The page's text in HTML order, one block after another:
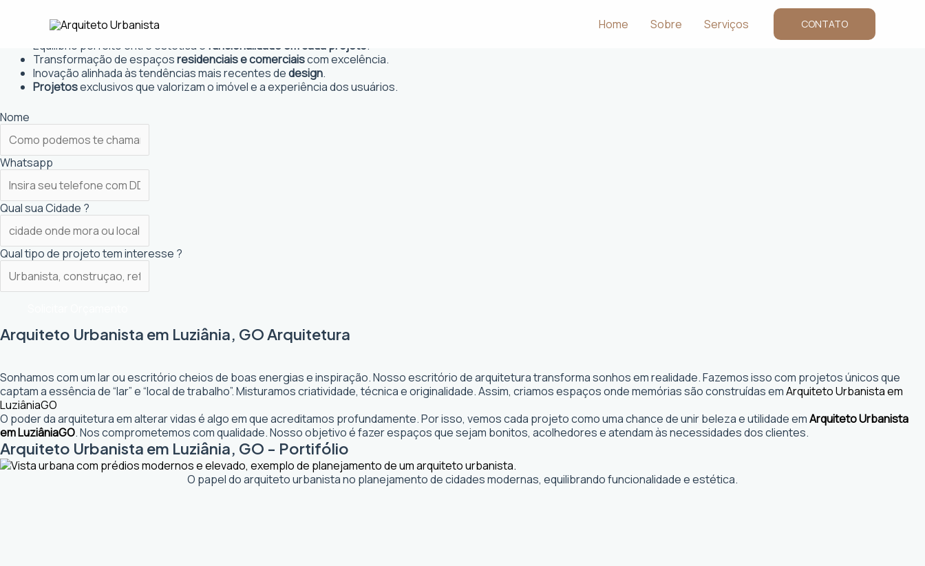
conteúdo
Home Sobre Serviços CONTATO
Projetos personalizados
Equilíbrio perfeito entre estética e funcionalidade em cada projeto.
Transformação de espaçosresidenciais e comerciaiscom excelência.
Inovação alinhada às tendências mais recentes dedesign.
Projetosexclusivos que valorizam o imóvel e a experiência dos usuários.
Nome
Whatsapp
Qual sua Cidade ?
Qual tipo de projeto tem interesse ?
Arquiteto Urbanista em Luziânia, GO Arquitetura
Sonhamos com um lar ou escritório cheios de boas energias e inspiração. Nosso escritório de arquitetura transforma sonhos em realidade. Fazemos isso com projetos únicos que
captam a essência de “lar” e “local de trabalho”. Misturamos criatividade, técnica e originalidade. Assim, criamos espaços onde memórias são construídas emArquiteto Urbanista em
LuziâniaGO
O poder da arquitetura em alterar vidas é algo em que acreditamos profundamente. Por isso, vemos cada projeto como uma chance de unir beleza e utilidade emArquiteto Urbanista
em LuziâniaGO. Nos comprometemos com qualidade. Nosso objetivo é fazer espaços que sejam bonitos, acolhedores e atendam às necessidades dos clientes.
Arquiteto Urbanista em Luziânia, GO - Portifólio
O papel do arquiteto urbanista no planejamento de cidades modernas, equilibrando funcionalidade e estética.